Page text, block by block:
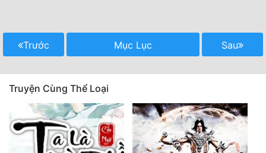
Trước Mục Lục Sau
Truyện Cùng Thể Loại